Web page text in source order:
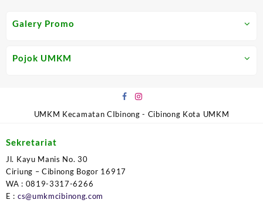
Galery Promo
Pojok UMKM
UMKM Kecamatan CIbinong - Cibinong Kota UMKM
Sekretariat
Jl. Kayu Manis No. 30
Ciriung – Cibinong Bogor 16917
WA : 0819-3317-6266
E : cs@umkmcibinong.com